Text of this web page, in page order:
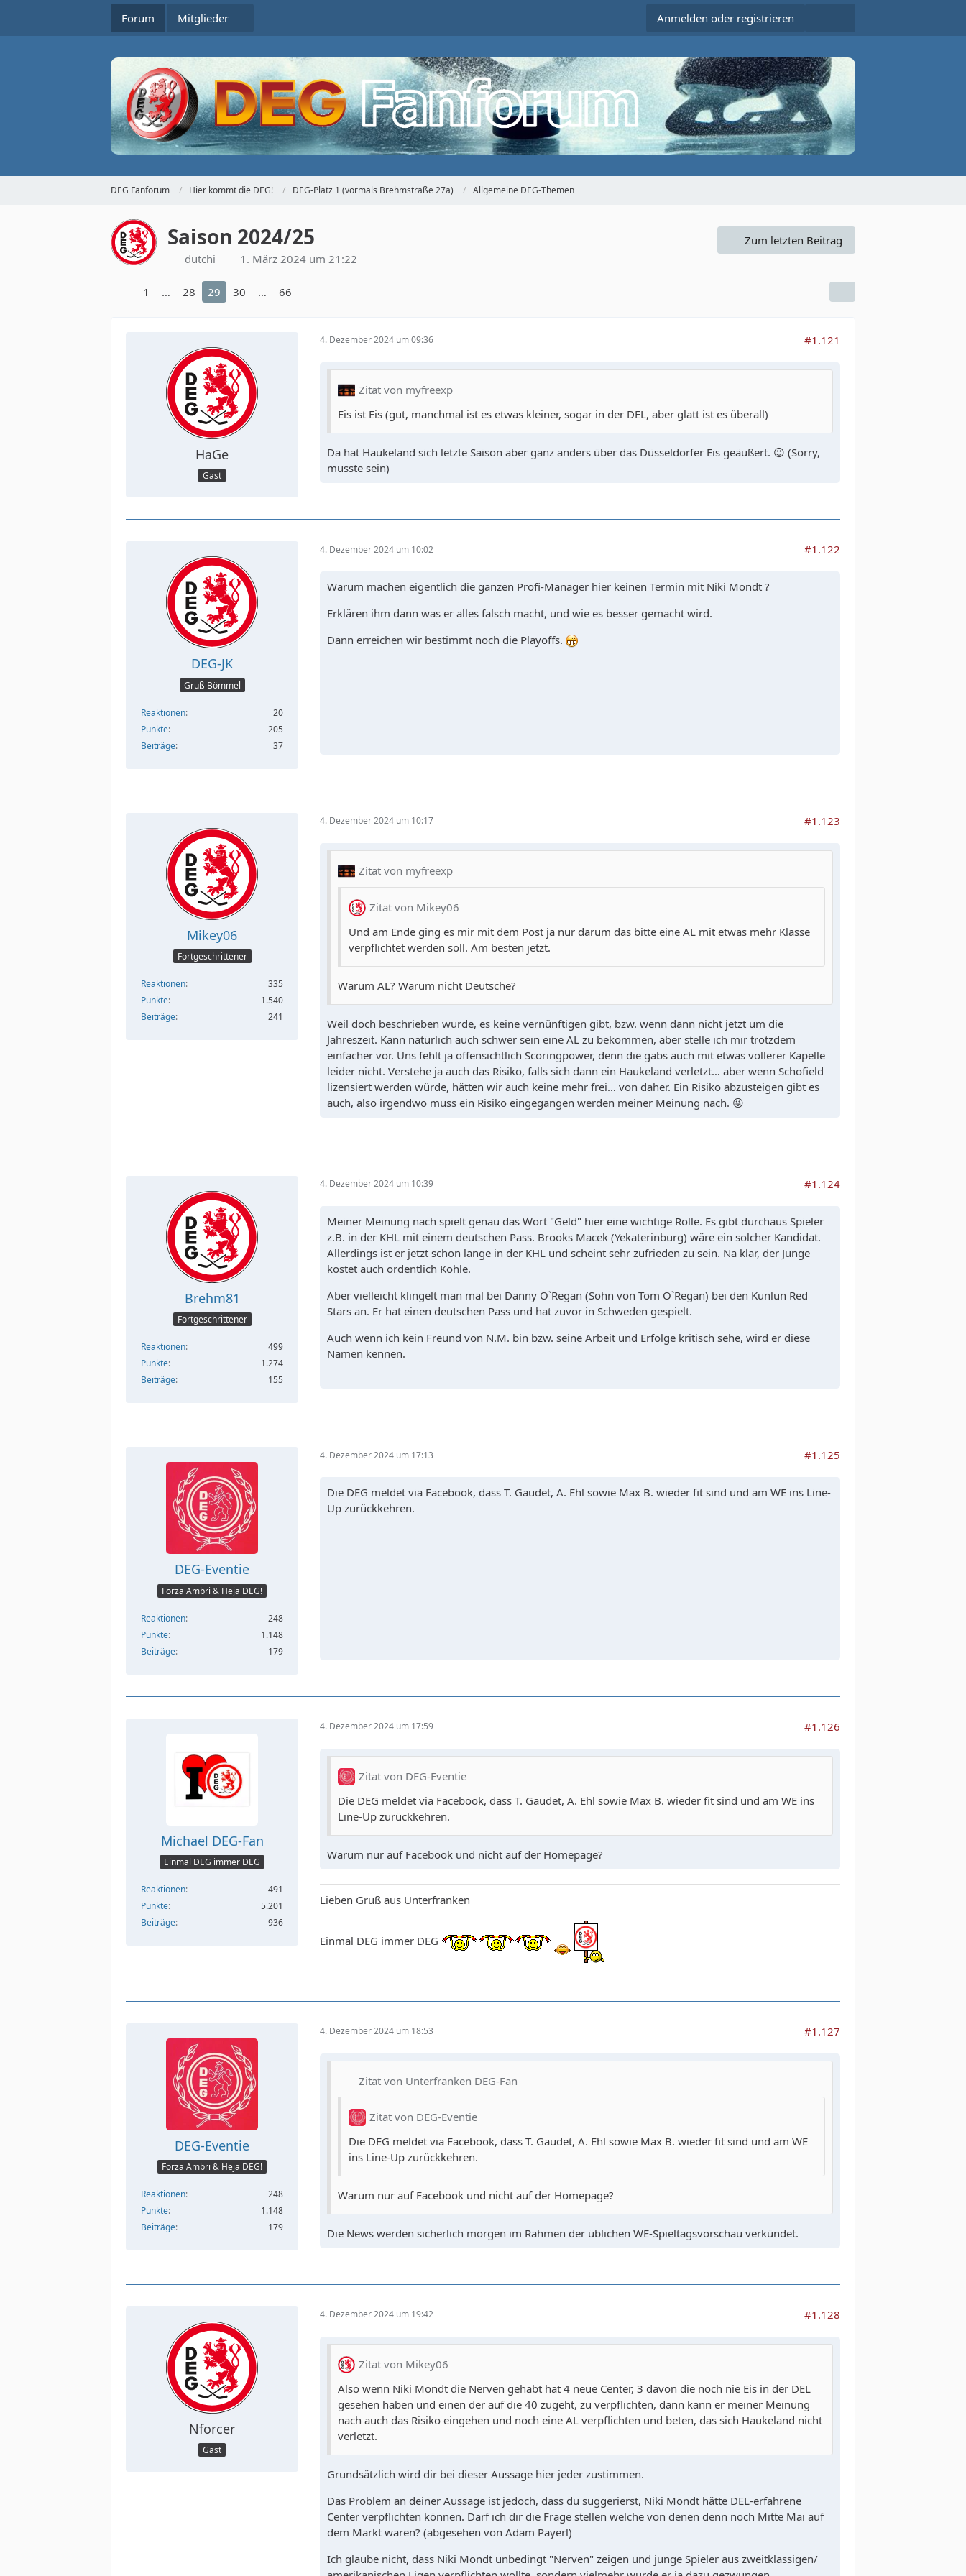
Forum Mitglieder Anmelden oder registrieren
DEG Fanforum Hier kommt die DEG! DEG-Platz 1 (vormals Brehmstraße 27a) Allgemeine DEG-Themen
Saison 2024/25
dutchi 1. März 2024 um 21:22
Zum letzten Beitrag
1 … 28 29 30 … 66
HaGe
Gast
4. Dezember 2024 um 09:36 #1.121
Zitat von myfreexp
Eis ist Eis (gut, manchmal ist es etwas kleiner, sogar in der DEL, aber glatt ist es überall)
Da hat Haukeland sich letzte Saison aber ganz anders über das Düsseldorfer Eis geäußert. 😉 (Sorry,
musste sein)
DEG-JK
Gruß Bömmel
Reaktionen
20
Punkte
205
Beiträge
37
4. Dezember 2024 um 10:02 #1.122
Warum machen eigentlich die ganzen Profi-Manager hier keinen Termin mit Niki Mondt ?
Erklären ihm dann was er alles falsch macht, und wie es besser gemacht wird.
Dann erreichen wir bestimmt noch die Playoffs.
Mikey06
Fortgeschrittener
Reaktionen
335
Punkte
1.540
Beiträge
241
4. Dezember 2024 um 10:17 #1.123
Zitat von myfreexp
Zitat von Mikey06
Und am Ende ging es mir mit dem Post ja nur darum das bitte eine AL mit etwas mehr Klasse
verpflichtet werden soll. Am besten jetzt.
Warum AL? Warum nicht Deutsche?
Weil doch beschrieben wurde, es keine vernünftigen gibt, bzw. wenn dann nicht jetzt um die
Jahreszeit. Kann natürlich auch schwer sein eine AL zu bekommen, aber stelle ich mir trotzdem
einfacher vor. Uns fehlt ja offensichtlich Scoringpower, denn die gabs auch mit etwas vollerer Kapelle
leider nicht. Verstehe ja auch das Risiko, falls sich dann ein Haukeland verletzt… aber wenn Schofield
lizensiert werden würde, hätten wir auch keine mehr frei… von daher. Ein Risiko abzusteigen gibt es
auch, also irgendwo muss ein Risiko eingegangen werden meiner Meinung nach. 😜
Brehm81
Fortgeschrittener
Reaktionen
499
Punkte
1.274
Beiträge
155
4. Dezember 2024 um 10:39 #1.124
Meiner Meinung nach spielt genau das Wort "Geld" hier eine wichtige Rolle. Es gibt durchaus Spieler
z.B. in der KHL mit einem deutschen Pass. Brooks Macek (Yekaterinburg) wäre ein solcher Kandidat.
Allerdings ist er jetzt schon lange in der KHL und scheint sehr zufrieden zu sein. Na klar, der Junge
kostet auch ordentlich Kohle.
Aber vielleicht klingelt man mal bei Danny O`Regan (Sohn von Tom O`Regan) bei den Kunlun Red
Stars an. Er hat einen deutschen Pass und hat zuvor in Schweden gespielt.
Auch wenn ich kein Freund von N.M. bin bzw. seine Arbeit und Erfolge kritisch sehe, wird er diese
Namen kennen.
DEG-Eventie
Forza Ambri & Heja DEG!
Reaktionen
248
Punkte
1.148
Beiträge
179
4. Dezember 2024 um 17:13 #1.125
Die DEG meldet via Facebook, dass T. Gaudet, A. Ehl sowie Max B. wieder fit sind und am WE ins Line-
Up zurückkehren.
Michael DEG-Fan
Einmal DEG immer DEG
Reaktionen
491
Punkte
5.201
Beiträge
936
4. Dezember 2024 um 17:59 #1.126
Zitat von DEG-Eventie
Die DEG meldet via Facebook, dass T. Gaudet, A. Ehl sowie Max B. wieder fit sind und am WE ins
Line-Up zurückkehren.
Warum nur auf Facebook und nicht auf der Homepage?
Lieben Gruß aus Unterfranken
Einmal DEG immer DEG
DEG-Eventie
Forza Ambri & Heja DEG!
Reaktionen
248
Punkte
1.148
Beiträge
179
4. Dezember 2024 um 18:53 #1.127
Zitat von Unterfranken DEG-Fan
Zitat von DEG-Eventie
Die DEG meldet via Facebook, dass T. Gaudet, A. Ehl sowie Max B. wieder fit sind und am WE
ins Line-Up zurückkehren.
Warum nur auf Facebook und nicht auf der Homepage?
Die News werden sicherlich morgen im Rahmen der üblichen WE-Spieltagsvorschau verkündet.
Nforcer
Gast
4. Dezember 2024 um 19:42 #1.128
Zitat von Mikey06
Also wenn Niki Mondt die Nerven gehabt hat 4 neue Center, 3 davon die noch nie Eis in der DEL
gesehen haben und einen der auf die 40 zugeht, zu verpflichten, dann kann er meiner Meinung
nach auch das Risiko eingehen und noch eine AL verpflichten und beten, das sich Haukeland nicht
verletzt.
Grundsätzlich wird dir bei dieser Aussage hier jeder zustimmen.
Das Problem an deiner Aussage ist jedoch, dass du suggerierst, Niki Mondt hätte DEL-erfahrene
Center verpflichten können. Darf ich dir die Frage stellen welche von denen denn noch Mitte Mai auf
dem Markt waren? (abgesehen von Adam Payerl)
Ich glaube nicht, dass Niki Mondt unbedingt "Nerven" zeigen und junge Spieler aus zweitklassigen/